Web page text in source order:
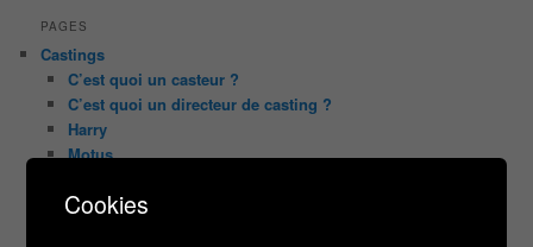
PAGES
Castings
C’est quoi un casteur ?
C’est quoi un directeur de casting ?
Harry
Motus
C’est quoi un casting ?
Cookies